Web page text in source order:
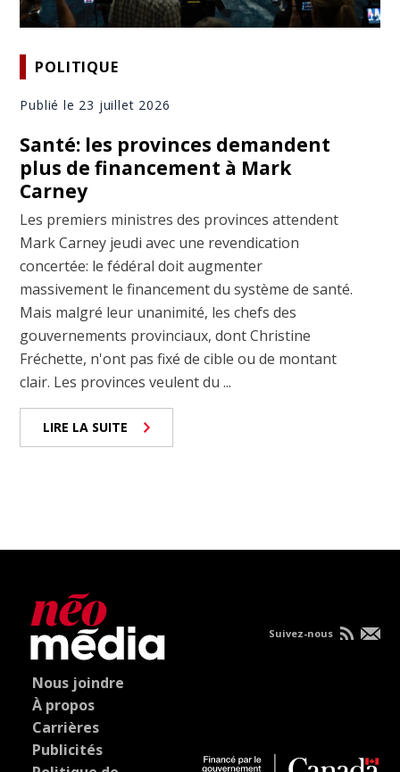
POLITIQUE
Publié le 23 juillet 2026
Santé: les provinces demandent
plus de financement à Mark
Carney
Les premiers ministres des provinces attendent
Mark Carney jeudi avec une revendication
concertée: le fédéral doit augmenter
massivement le financement du système de santé.
Mais malgré leur unanimité, les chefs des
gouvernements provinciaux, dont Christine
Fréchette, n'ont pas fixé de cible ou de montant
clair. Les provinces veulent du ...
LIRE LA SUITE
Nous joindre
À propos
Carrières
Publicités
Suivez-nous